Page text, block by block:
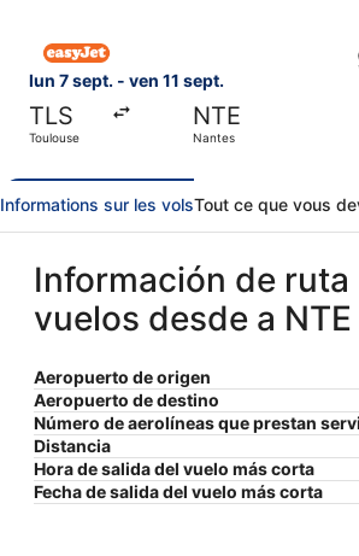
lun 7 sept. - ven 11 sept.
TLS
Toulouse
NTE
Nantes
Sélectionner le vol easyJet,
Informations sur les volsTout ce que vous
Información de ruta
vuelos desde a NTE
Aeropuerto de origen
Aeropuerto de destino
Número de aerolíneas que prestan
Distancia
Hora de salida del vuelo más corta
Fecha de salida del vuelo más corta